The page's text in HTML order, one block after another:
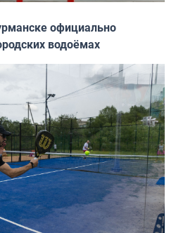
официально
водоёмах